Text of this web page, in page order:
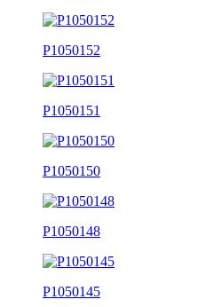
P1050152
P1050151
P1050150
P1050148
P1050145